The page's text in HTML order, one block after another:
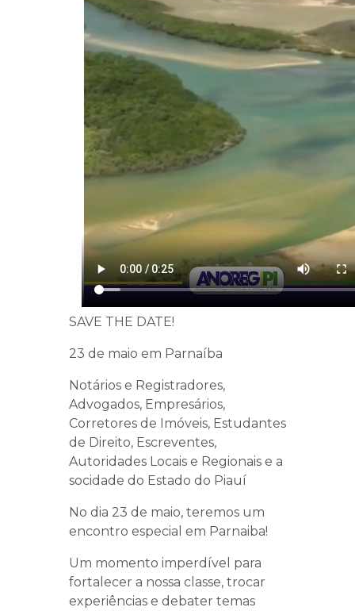
SAVE THE DATE!
23 de maio em Parnaíba
Notários e Registradores,
Advogados, Empresários,
Corretores de Imóveis, Estudantes
de Direito, Escreventes,
Autoridades Locais e Regionais e a
socidade do Estado do Piauí
No dia 23 de maio, teremos um
encontro especial em Parnaiba!
Um momento imperdível para
fortalecer a nossa classe, trocar
experiências e debater temas